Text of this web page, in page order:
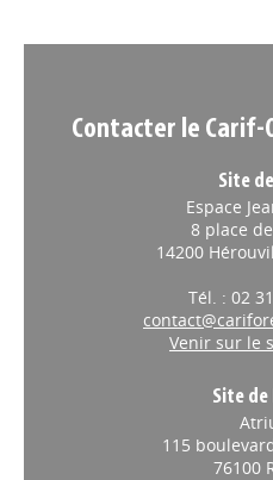
Contacter le Carif-
Site
Espace
8 place
14200
Tél. : 02
Venir sur le
Site de
115
76100